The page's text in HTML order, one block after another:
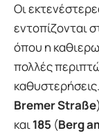
Οι
εντοπίζονται
όπου η
πολλές
Bremer Straße
και185 (Berg